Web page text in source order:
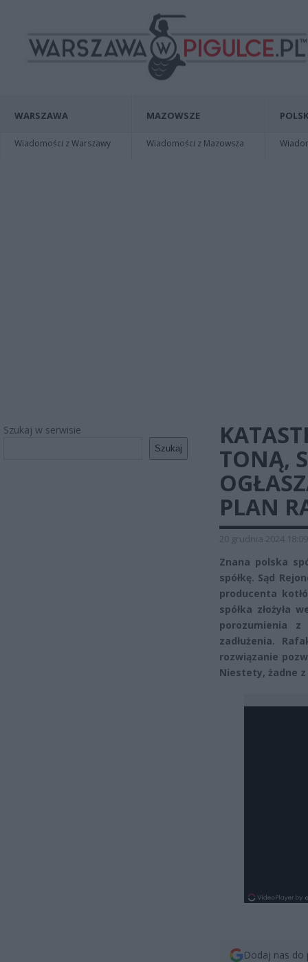
WARSZAWA
Wiadomości z Warszawy
MAZOWSZE
Wiadomości z Mazowsza
Szukaj w serwisie
Szukaj
TONĄ,
PLAN
20 grudnia 2024 18:09
Znana polska
spółkę. Sąd
producenta
spółka złożyła
porozumienia
zadłużenia.
rozwiązanie
Niestety, żadne
Dodaj nas do